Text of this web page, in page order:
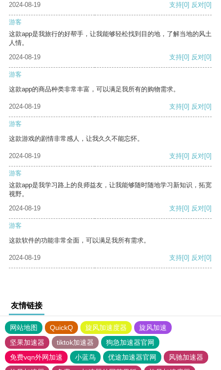
2024-08-19 支持[0] 反对[0]
游客
这款app是我旅行的好帮手，让我能够轻松找到目的地，了解当地的风土
人情。
2024-08-19
支持[0] 反对[0]
游客
这款app的商品种类非常丰富，可以满足我所有的购物需求。
2024-08-19 支持[0] 反对[0]
游客
这款游戏的剧情非常感人，让我久久不能忘怀。
2024-08-19 支持[0] 反对[0]
游客
这款app是我学习路上的良师益友，让我能够随时随地学习新知识，拓宽
视野。
2024-08-19
支持[0] 反对[0]
游客
这款软件的功能非常全面，可以满足我所有需求。
2024-08-19 支持[0] 反对[0]
友情链接
网站地图 QuickQ 旋风加速度器
旋风加速
坚果加速器
tiktok加速器
狗急加速器官网
免费vqn外网加速
小蓝鸟 优途加速器官网
风驰加速器